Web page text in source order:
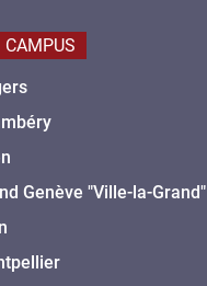
CAMPUS
Genève "Ville-la-Grand"